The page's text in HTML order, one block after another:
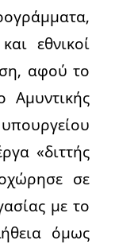
εθνικοί
αφού το
Αμυντικής
«διττής
σε
με το
όμως